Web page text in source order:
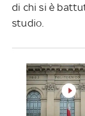
di chi si è
studio.